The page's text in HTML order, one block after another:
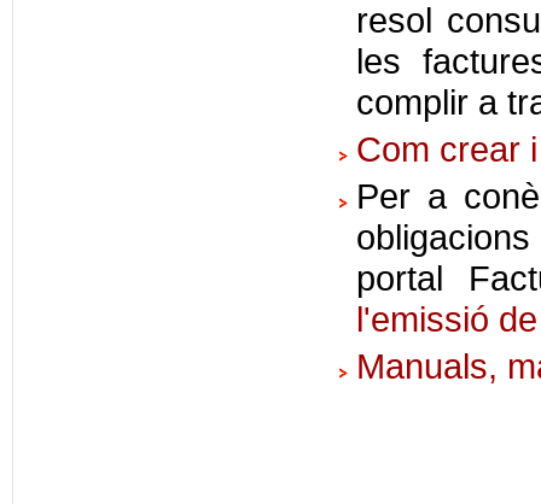
resol
les
complir a
Com crear
Per a
portal
l'emissió
Manuals,